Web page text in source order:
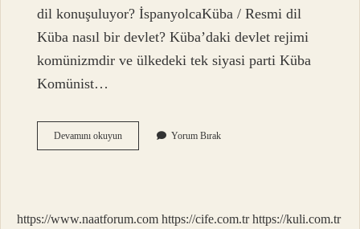
dil konuşuluyor? İspanyolcaKüba / Resmi dil
Küba nasıl bir devlet? Küba’daki devlet rejimi
komünizmdir ve ülkedeki tek siyasi parti Küba
Komünist…
Devamını okuyunKüba
Nereye
Yorum Bırak
https://www.naatforum.com https://cife.com.tr https://kuli.com.tr